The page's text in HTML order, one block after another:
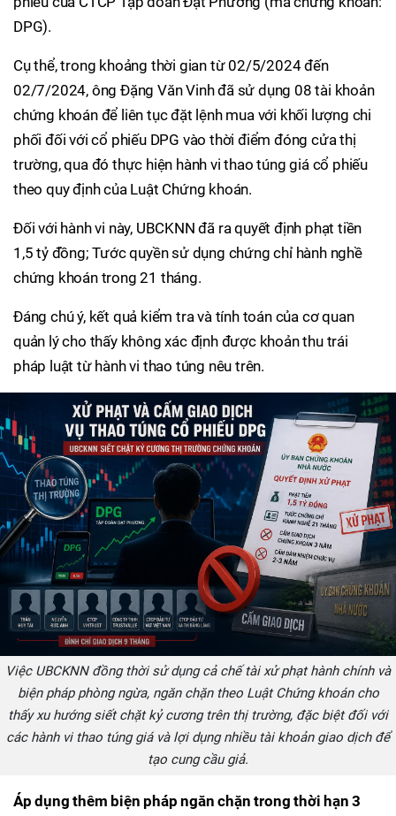
DPG).
Cụ thể, trong khoảng thời gian từ 02/5/2024 đến
02/7/2024, ông Đặng Văn Vinh đã sử dụng 08 tài khoản
chứng khoán để liên tục đặt lệnh mua với khối lượng chi
phối đối với cổ phiếu DPG vào thời điểm đóng cửa thị
trường, qua đó thực hiện hành vi thao túng giá cổ phiếu
theo quy định của Luật Chứng khoán.
Đối với hành vi này, UBCKNN đã ra quyết định phạt tiền
1,5 tỷ đồng; Tước quyền sử dụng chứng chỉ hành nghề
chứng khoán trong 21 tháng.
Đáng chú ý, kết quả kiểm tra và tính toán của cơ quan
quản lý cho thấy không xác định được khoản thu trái
pháp luật từ hành vi thao túng nêu trên.
Việc UBCKNN đồng thời sử dụng cả chế tài xử phạt hành chính và
biện pháp phòng ngừa, ngăn chặn theo Luật Chứng khoán cho
thấy xu hướng siết chặt kỷ cương trên thị trường, đặc biệt đối với
các hành vi thao túng giá và lợi dụng nhiều tài khoản giao dịch để
tạo cung cầu giả.
Áp dụng thêm biện pháp ngăn chặn trong thời hạn 3